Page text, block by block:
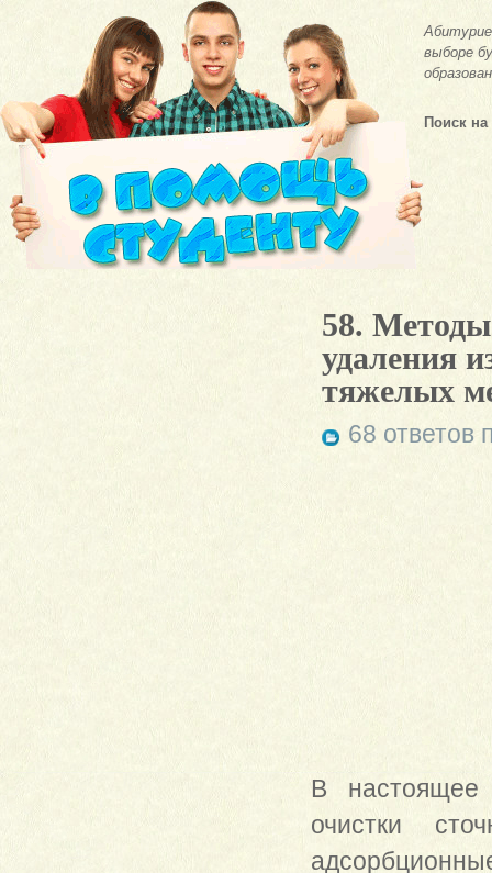
выборе
Поиск на
58.
удаления
тяжелых
68 ответов
В настоящее
очистки